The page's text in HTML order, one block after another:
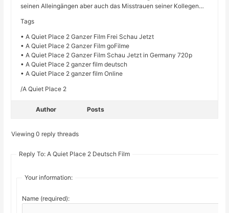
seinen Alleingängen aber auch das Misstrauen seiner Kollegen…
Tags
• A Quiet Place 2 Ganzer Film Frei Schau Jetzt
• A Quiet Place 2 Ganzer Film goFilme
• A Quiet Place 2 Ganzer Film Schau Jetzt in Germany 720p
• A Quiet Place 2 ganzer film deutsch
• A Quiet Place 2 ganzer film Online
/A Quiet Place 2
Author Posts
Viewing 0 reply threads
Reply To: A Quiet Place 2 Deutsch Film
Your information:
Name (required):